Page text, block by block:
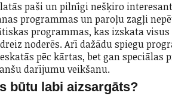
paši un pilnīgi nešķiro
programmas un paroļu zagļi
programmas, kas izskata
noderēs. Arī dažādu spiegu
pēc kārtas, bet gan speciālas
darījumu veikšanu.
būtu labi aizsargāts?